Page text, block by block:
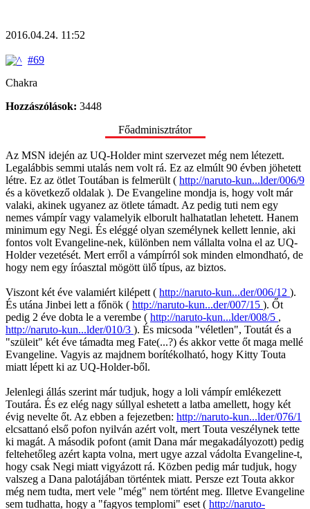
2016.04.24. 11:52
#69
Chakra
Hozzászólások: 3448
Főadminisztrátor
Az MSN idején az UQ-Holder mint szervezet még nem létezett.
Legalábbis semmi utalás nem volt rá. Ez az elmúlt 90 évben jöhetett
létre. Ez az ötlet Toutában is felmerült ( http://naruto-kun...lder/006/9
és a következő oldalak ). De Evangeline mondja is, hogy volt már
valaki, akinek ugyanez az ötlete támadt. Az pedig tuti nem egy
nemes vámpír vagy valamelyik elborult halhatatlan lehetett. Hanem
minimum egy Negi. És eléggé olyan személynek kellett lennie, aki
fontos volt Evangeline-nek, különben nem vállalta volna el az UQ-
Holder vezetését. Mert erről a vámpírról sok minden elmondható, de
hogy nem egy íróasztal mögött ülő típus, az biztos.
Viszont két éve valamiért kilépett ( http://naruto-kun...der/006/12 ).
És utána Jinbei lett a főnök ( http://naruto-kun...der/007/15 ). Őt
pedig 2 éve dobta le a verembe ( http://naruto-kun...lder/008/5 ,
http://naruto-kun...lder/010/3 ). És micsoda "véletlen", Toutát és a
"szüleit" két éve támadta meg Fate(...?) és akkor vette őt maga mellé
Evangeline. Vagyis az majdnem borítékolható, hogy Kitty Touta
miatt lépett ki az UQ-Holder-ből.
Jelenlegi állás szerint már tudjuk, hogy a loli vámpír emlékezett
Toutára. És ez elég nagy súllyal eshetett a latba amellett, hogy két
évig nevelte őt. Az ebben a fejezetben: http://naruto-kun...lder/076/1
elcsattanó első pofon nyilván azért volt, mert Touta veszélynek tette
ki magát. A második pofont (amit Dana már megakadályozott) pedig
feltehetőleg azért kapta volna, mert ugye azzal vádolta Evangeline-t,
hogy csak Negi miatt vigyázott rá. Közben pedig már tudjuk, hogy
valszeg a Dana palotájában történtek miatt. Persze ezt Touta akkor
még nem tudta, mert vele "még" nem történt meg. Illetve Evangeline
sem tudhatta, hogy a "fagyos templomi" eset ( http://naruto-